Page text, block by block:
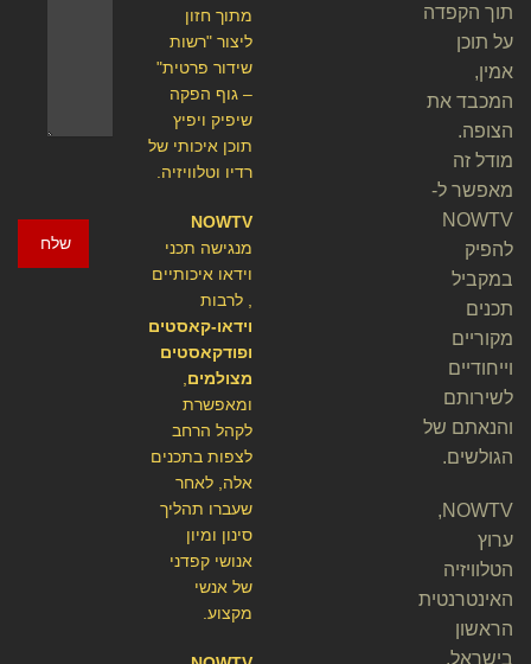
שלח
מתוך חזון
ליצור "רשות
שידור פרטית"
– גוף הפקה
שיפיק ויפיץ
תוכן איכותי של
רדיו וטלוויזיה.
NOWTV
מנגישה תכני
וידאו איכותיים
, לרבות
וידאו-קאסטים
ופודקאסטים
מצולמים
ומאפשרת
לקהל הרחב
לצפות בתכנים
אלה, לאחר
שעברו תהליך
סינון ומיון
אנושי קפדני
של אנשי
מקצוע.
תוך הקפדה
על תוכן
אמין,
המכבד את
הצופה.
מודל זה
מאפשר ל-
NOWTV
להפיק
במקביל
תכנים
מקוריים
וייחודיים
לשירותם
והנאתם של
הגולשים.
NOWTV,
ערוץ
הטלוויזיה
האינטרנטית
הראשון
בישראל,